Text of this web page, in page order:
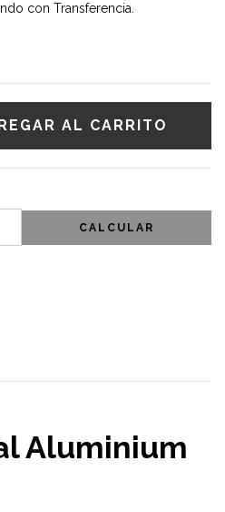
con Transferencia.
CALCULAR
Aluminium